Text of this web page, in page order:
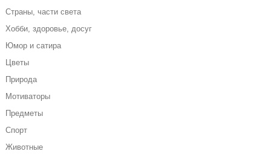
Страны, части света
Хобби, здоровье, досуг
Юмор и сатира
Цветы
Природа
Мотиваторы
Предметы
Спорт
Животные